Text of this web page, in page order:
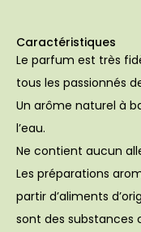
Caractéristiques
Le parfum est très
tous les passionnés
Un arôme naturel à
l’eau.
Ne contient aucun
Les préparations
partir d’aliments
sont des substances